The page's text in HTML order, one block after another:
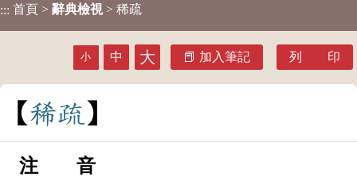
::: 首頁 > 辭典檢視 > 稀疏
小 中 大 加入筆記 列 印
稀疏
注 音